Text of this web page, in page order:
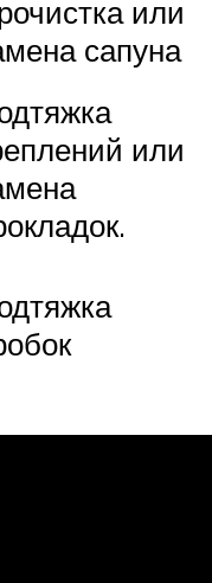
или
сапуна
или